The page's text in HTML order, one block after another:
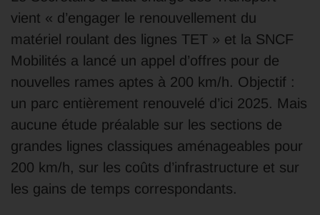
vient « d’engager le renouvellement du
matériel roulant des lignes TET » et la SNCF
Mobilités a lancé un appel d’offres pour de
nouvelles rames aptes à 200 km/h. Objectif :
un parc entièrement renouvelé d’ici 2025. Mais
aucune étude préalable sur les sections de
grandes lignes classiques aménageables pour
200 km/h, sur les coûts d’infrastructure et sur
les gains de temps correspondants.